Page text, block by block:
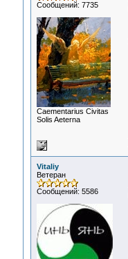
Сообщений: 7735
Сaementarius Civitas
Solis Aeterna
Vitaliy
Ветеран
Сообщений: 5586